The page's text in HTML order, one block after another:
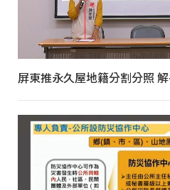
屏東推永久屋地籍分割分照